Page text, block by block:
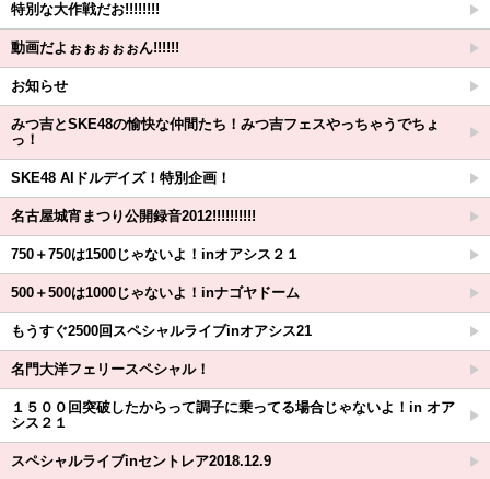
特別な大作戦だお!!!!!!!!
動画だよぉぉぉぉぉん!!!!!!
お知らせ
みつ吉とSKE48の愉快な仲間たち！みつ吉フェスやっちゃうでちょ
っ！
SKE48 AIドルデイズ！特別企画！
名古屋城宵まつり公開録音2012!!!!!!!!!!
750＋750は1500じゃないよ！inオアシス２１
500＋500は1000じゃないよ！inナゴヤドーム
もうすぐ2500回スペシャルライブinオアシス21
名門大洋フェリースペシャル！
１５００回突破したからって調子に乗ってる場合じゃないよ！in オア
シス２１
スペシャルライブinセントレア2018.12.9